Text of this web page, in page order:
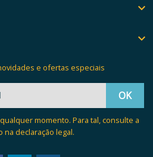


e ofertas especiais
momento. Para tal, consulte a
declaração legal.